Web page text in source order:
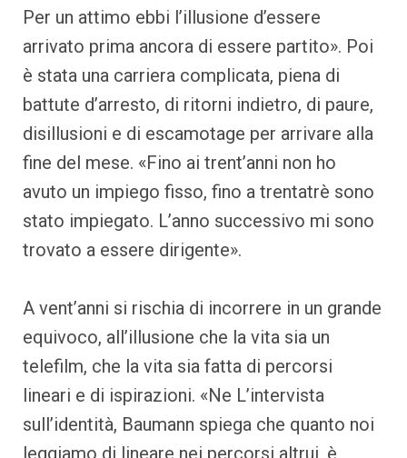
Per un attimo ebbi l’illusione d’essere
arrivato prima ancora di essere partito». Poi
è stata una carriera complicata, piena di
battute d’arresto, di ritorni indietro, di paure,
disillusioni e di escamotage per arrivare alla
fine del mese. «Fino ai trent’anni non ho
avuto un impiego fisso, fino a trentatrè sono
stato impiegato. L’anno successivo mi sono
trovato a essere dirigente».
A vent’anni si rischia di incorrere in un grande
equivoco, all’illusione che la vita sia un
telefilm, che la vita sia fatta di percorsi
lineari e di ispirazioni. «Ne L’intervista
sull’identità, Baumann spiega che quanto noi
leggiamo di lineare nei percorsi altrui, è